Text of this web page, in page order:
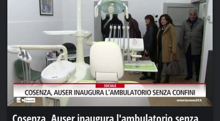
Cosenza, Auser inaugura l'ambulatorio senza